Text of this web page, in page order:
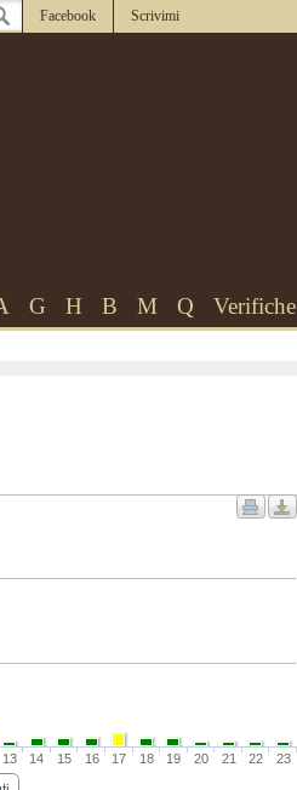
Facebook Scrivimi
G H B M Q Verifiche
13 14 15 16 17 18 19 20 21 22 23